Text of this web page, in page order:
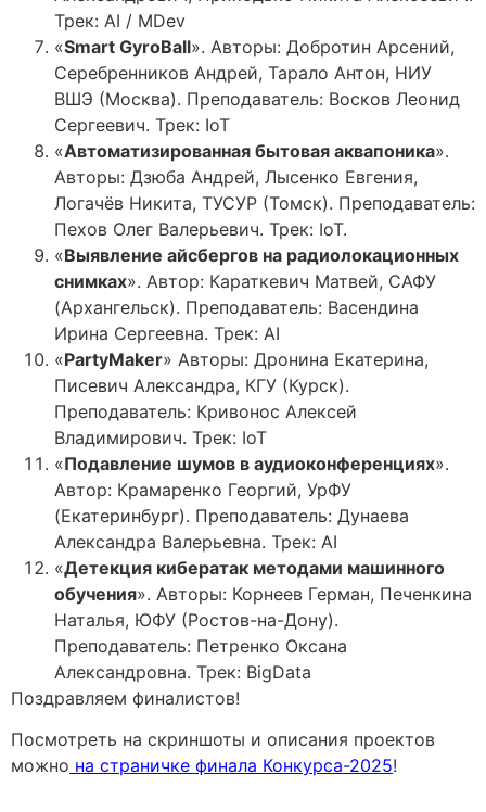
Трек: AI / MDev
«Smart GyroBall». Авторы: Добротин Арсений,
Серебренников Андрей, Тарало Антон, НИУ
ВШЭ (Москва). Преподаватель: Восков Леонид
Сергеевич. Трек: IoT
«Автоматизированная бытовая аквапоника».
Авторы: Дзюба Андрей, Лысенко Евгения,
Логачёв Никита, ТУСУР (Томск). Преподаватель:
Пехов Олег Валерьевич. Трек: IoT.
«Выявление айсбергов на радиолокационных
снимках». Автор: Караткевич Матвей, САФУ
(Архангельск). Преподаватель: Васендина
Ирина Сергеевна. Трек: AI
«PartyMaker» Авторы: Дронина Екатерина,
Писевич Александра, КГУ (Курск).
Преподаватель: Кривонос Алексей
Владимирович. Трек: IoT
«Подавление шумов в аудиоконференциях».
Автор: Крамаренко Георгий, УрФУ
(Екатеринбург). Преподаватель: Дунаева
Александра Валерьевна. Трек: AI
«Детекция кибератак методами машинного
обучения». Авторы: Корнеев Герман, Печенкина
Наталья, ЮФУ (Ростов-на-Дону).
Преподаватель: Петренко Оксана
Александровна. Трек: BigData
Поздравляем финалистов!
Посмотреть на скриншоты и описания проектов
можно на страничке финала Конкурса-2025!